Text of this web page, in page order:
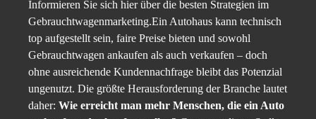
Informieren Sie sich hier über die besten Strategien im
Gebrauchtwagenmarketing.Ein Autohaus kann technisch
top aufgestellt sein, faire Preise bieten und sowohl
Gebrauchtwagen ankaufen als auch verkaufen – doch
ohne ausreichende Kundennachfrage bleibt das Potenzial
ungenutzt. Die größte Herausforderung der Branche lautet
daher: Wie erreicht man mehr Menschen, die ein Auto